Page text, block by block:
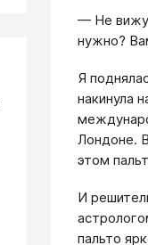
— Не вижу!
нужно?
Я
накинула
Лондоне.
этом
И
пальто